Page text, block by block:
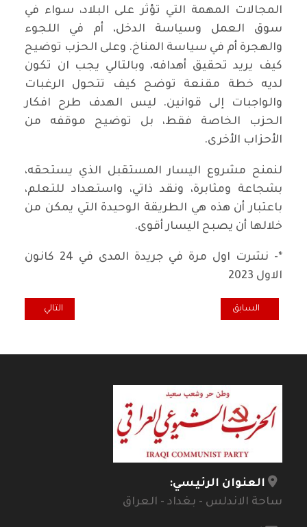
المجالات المهمة التي تؤثر على البلاد، سواء في
سوق العمل وسياسة الدخل، أم في اللجوء
والهجرة أم في سياسة المناخ. وعلى الحزب توضيح
كيف يريد تحقيق أهدافه، وبالتالي يجب ان تكون
لديه خطة مقنعة توضح كيف تتحول الرغبات
والواجبات إلى قوانين. ليس الهدف طرح افكار
الحزب الخاصة فقط، بل توضيح موقفه من
الأحزاب الأخرى.
لنمنح مشروع اليسار المستقبل الذي يستحقه،
بشجاعة ومثابرة، ونقد ذاتي، واستعداد للتعلم،
باعتبار أن هذه هي الطريقة الوحيدة التي يمكن من
خلالها أن يصبح اليسار أقوى.
*- نشرت اول مرة في جريدة المدى في 24 كانون
الاول 2023
المقال السابق: رسالة ونداء.. الى الأحرار والشرفاء
السابق المقال
التالي
العنوان الرئيسي:
ساحة الاندلس - بغداد - العراق